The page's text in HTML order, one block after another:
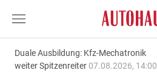
Duale Ausbildung: Kfz-Mechatronik
weiter Spitzenreiter 07.08.2026, 14:00